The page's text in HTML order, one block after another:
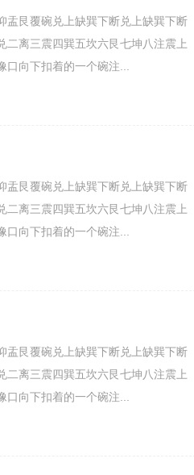
盂艮覆碗兑上缺巽下断兑上缺巽下断
二离三震四巽五坎六艮七坤八注震上
向下扣着的一个碗注...
盂艮覆碗兑上缺巽下断兑上缺巽下断
二离三震四巽五坎六艮七坤八注震上
向下扣着的一个碗注...
盂艮覆碗兑上缺巽下断兑上缺巽下断
二离三震四巽五坎六艮七坤八注震上
向下扣着的一个碗注...